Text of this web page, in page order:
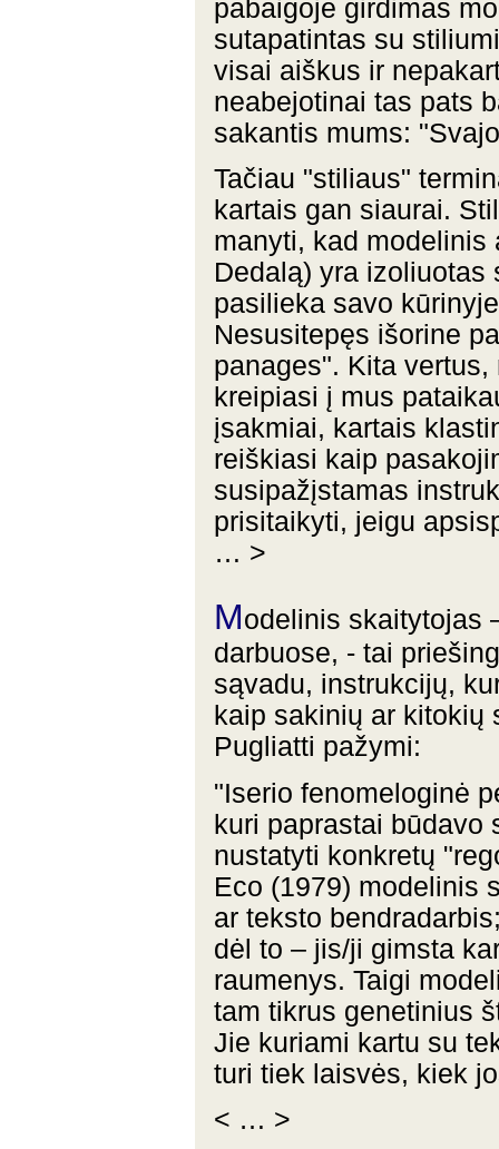
pabaigoje girdimas
sutapatintas su
visai aiškus ir
neabejotinai tas pats
sakantis mums:
Tačiau "stiliaus"
kartais gan siaurai.
manyti, kad
Dedalą) yra
pasilieka savo
Nesusitepęs išorine
panages". Kita
kreipiasi į mus
įsakmiai, kartais
reiškiasi kaip
susipažįstamas
prisitaikyti, jeigu
… >
Modelinis skaitytojas
darbuose, - tai
sąvadu, instrukcijų,
kaip sakinių ar kitokių
Pugliatti pažymi:
"Iserio fenomeloginė
kuri paprastai būdavo
nustatyti konkretų
Eco (1979) modelinis
ar teksto
dėl to – jis/ji gimsta
raumenys. Taigi
tam tikrus genetinius
Jie kuriami kartu su
turi tiek laisvės, kiek
< … >